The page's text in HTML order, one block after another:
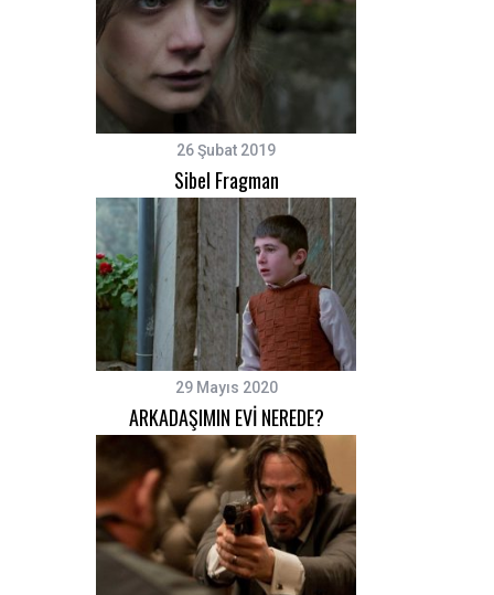
26 Şubat 2019
Sibel Fragman
29 Mayıs 2020
ARKADAŞIMIN EVİ NEREDE?